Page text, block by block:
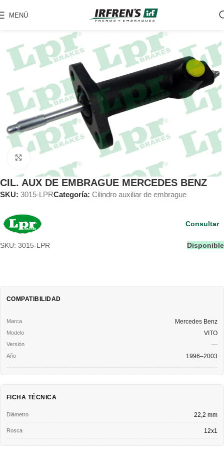
MENÚ
CIL. AUX DE EMBRAGUE MERCEDES BENZ
SKU: 3015-LPRCategoría: Cilindro auxiliar de embrague
SKU: 3015-LPR Disponible
Consultar
COMPATIBILIDAD
Mercedes Benz
VITO
—
1996–2003
FICHA TÉCNICA
Diámetro 22,2 mm
Rosca 12x1